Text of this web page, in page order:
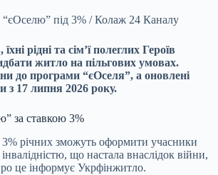
під 3% / Колаж 24 Каналу
рідні та сім’ї полеглих Героїв
житло на пільгових умовах.
до програми “єОселя”, а оновлені
з 17 липня 2026 року.
за ставкою 3%
3% річних зможуть оформити учасники
що настала внаслідок війни,
це інформує Укрфінжитло.